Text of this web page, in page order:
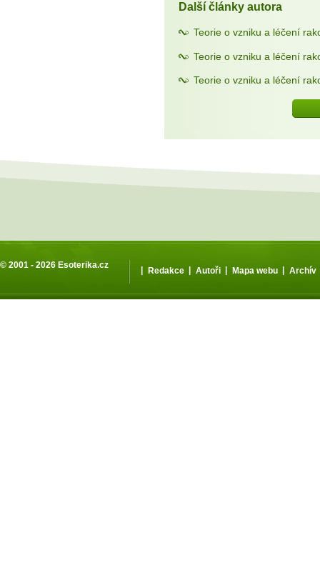
Další články autora
Teorie o vzniku a léčení
Teorie o vzniku a léčení
Teorie o vzniku a léčení
© 2001 - 2026 Esoterika.cz
Redakce Autoři Mapa webu Archív